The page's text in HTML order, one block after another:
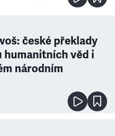
české překlady
humanitních věd i
národním